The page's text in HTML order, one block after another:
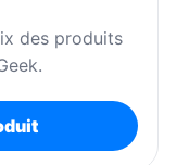
des produits